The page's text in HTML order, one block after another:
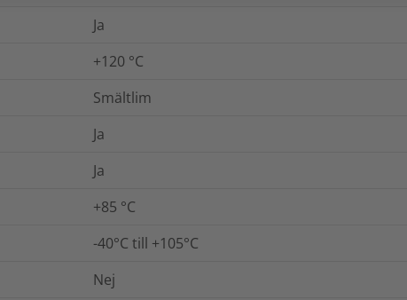
Ja
+120 °C
Smältlim
Ja
Ja
+85 °C
-40°C till +105°C
Nej